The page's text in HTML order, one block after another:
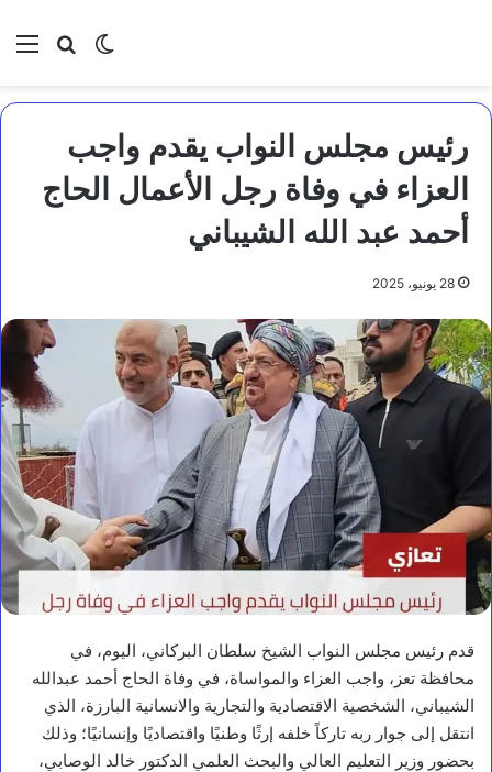
بحثالوضع
رئيس مجلس النواب يقدم واجب
العزاء في وفاة رجل الأعمال الحاج
أحمد عبد الله الشيباني
28 يونيو، 2025
قدم رئيس مجلس النواب الشيخ سلطان البركاني، اليوم، في
محافظة تعز، واجب العزاء والمواساة، في وفاة الحاج أحمد عبدالله
الشيباني، الشخصية الاقتصادية والتجارية والانسانية البارزة، الذي
انتقل إلى جوار ربه تاركاً خلفه إرثًا وطنيًا واقتصاديًا وإنسانيًا؛ وذلك
بحضور وزير التعليم العالي والبحث العلمي الدكتور خالد الوصابي،